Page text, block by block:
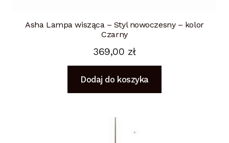
Asha Lampa wisząca – Styl nowoczesny – kolor
Czarny
369,00 zł
Dodaj do koszyka